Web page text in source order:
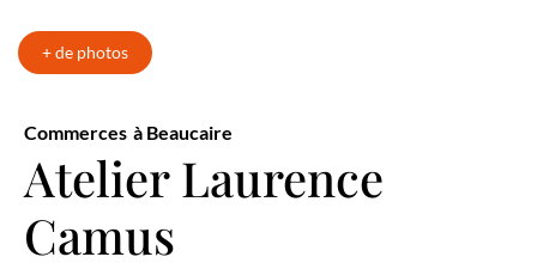
Commerces à Beaucaire
Atelier Laurence
Camus
+ de photos